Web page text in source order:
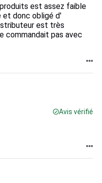
est assez faible
et donc obligé d'
est très
commandait pas avec
Avis vérifié